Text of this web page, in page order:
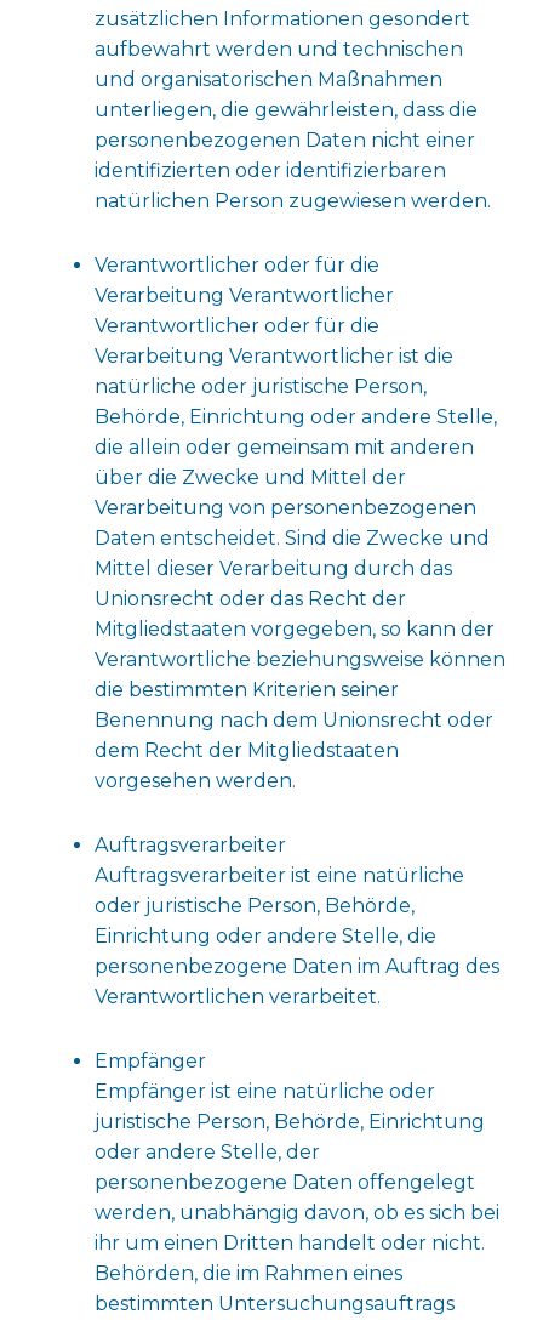
zusätzlichen Informationen gesondert
aufbewahrt werden und technischen
und organisatorischen Maßnahmen
unterliegen, die gewährleisten, dass die
personenbezogenen Daten nicht einer
identifizierten oder identifizierbaren
natürlichen Person zugewiesen werden.
Verantwortlicher oder für die
Verarbeitung Verantwortlicher
Verantwortlicher oder für die
Verarbeitung Verantwortlicher ist die
natürliche oder juristische Person,
Behörde, Einrichtung oder andere Stelle,
die allein oder gemeinsam mit anderen
über die Zwecke und Mittel der
Verarbeitung von personenbezogenen
Daten entscheidet. Sind die Zwecke und
Mittel dieser Verarbeitung durch das
Unionsrecht oder das Recht der
Mitgliedstaaten vorgegeben, so kann der
Verantwortliche beziehungsweise können
die bestimmten Kriterien seiner
Benennung nach dem Unionsrecht oder
dem Recht der Mitgliedstaaten
vorgesehen werden.
Auftragsverarbeiter
Auftragsverarbeiter ist eine natürliche
oder juristische Person, Behörde,
Einrichtung oder andere Stelle, die
personenbezogene Daten im Auftrag des
Verantwortlichen verarbeitet.
Empfänger
Empfänger ist eine natürliche oder
juristische Person, Behörde, Einrichtung
oder andere Stelle, der
personenbezogene Daten offengelegt
werden, unabhängig davon, ob es sich bei
ihr um einen Dritten handelt oder nicht.
Behörden, die im Rahmen eines
bestimmten Untersuchungsauftrags